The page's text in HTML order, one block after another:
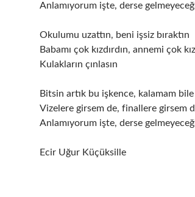
Anlamıyorum işte, derse
Okulumu uzattın, beni işsiz bıraktın
Babamı çok kızdırdın, annemi çok
Kulakların çınlasın
Bitsin artık bu işkence, kalamam
Vizelere girsem de, finallere girsem
Anlamıyorum işte, derse
Ecir Uğur Küçüksille